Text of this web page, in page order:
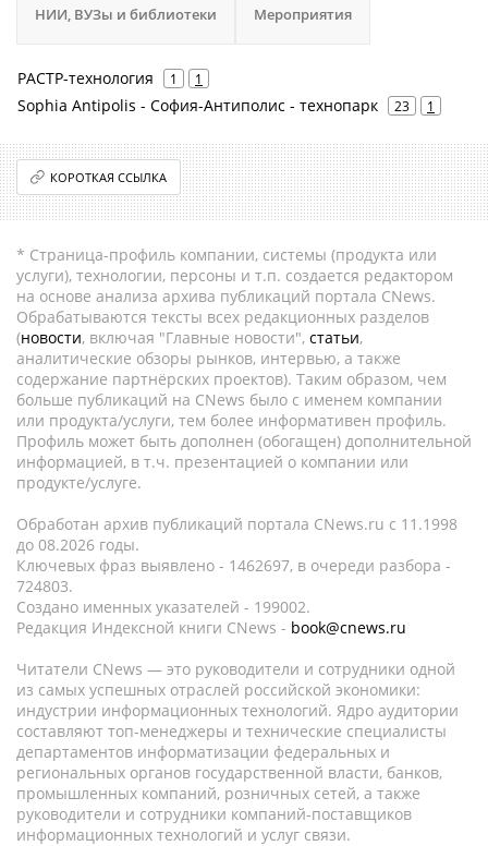
НИИ, ВУЗы и библиотеки Мероприятия
РАСТР-технология 1 1
Sophia Antipolis - София-Антиполис - технопарк 23 1
КОРОТКАЯ ССЫЛКА
* Страница-профиль компании, системы (продукта или
услуги), технологии, персоны и т.п. создается редактором
на основе анализа архива публикаций портала CNews.
Обрабатываются тексты всех редакционных разделов
(новости, включая "Главные новости", статьи,
аналитические обзоры рынков, интервью, а также
содержание партнёрских проектов). Таким образом, чем
больше публикаций на CNews было с именем компании
или продукта/услуги, тем более информативен профиль.
Профиль может быть дополнен (обогащен) дополнительной
информацией, в т.ч. презентацией о компании или
продукте/услуге.
Обработан архив публикаций портала CNews.ru c 11.1998
до 08.2026 годы.
Ключевых фраз выявлено - 1462697, в очереди разбора -
724803.
Создано именных указателей - 199002.
Редакция Индексной книги CNews - book@cnews.ru
Читатели CNews — это руководители и сотрудники одной
из самых успешных отраслей российской экономики:
индустрии информационных технологий. Ядро аудитории
составляют топ-менеджеры и технические специалисты
департаментов информатизации федеральных и
региональных органов государственной власти, банков,
промышленных компаний, розничных сетей, а также
руководители и сотрудники компаний-поставщиков
информационных технологий и услуг связи.